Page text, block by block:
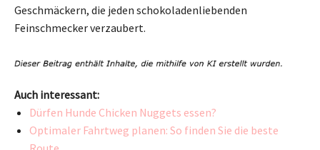
Geschmäckern, die jeden schokoladenliebenden
Feinschmecker verzaubert.
Auch interessant:
Dürfen Hunde Chicken Nuggets essen?
Optimaler Fahrtweg planen: So finden Sie die beste